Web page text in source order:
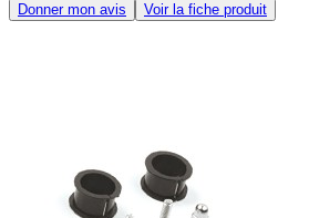
Donner mon avis Voir la fiche produit